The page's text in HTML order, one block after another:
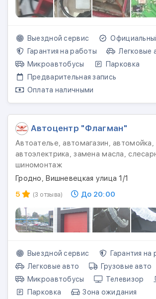
Выездной сервис
Гарантия на работы
Легковые
Микроавтобусы
Парковка
Предварительная запись
Оплата наличными
Автоцентр "Флагман"
Автоателье, автомагазин, автомойка,
автоэлектрика, замена масла,
шиномонтаж
Гродно, Вишневецкая улица 1/1
5
(3 отзыва) До 20:00
Выездной сервис
Гарантия на
Легковые авто
Грузовые авто
Микроавтобусы
Телевизор
Парковка
Зона ожидания